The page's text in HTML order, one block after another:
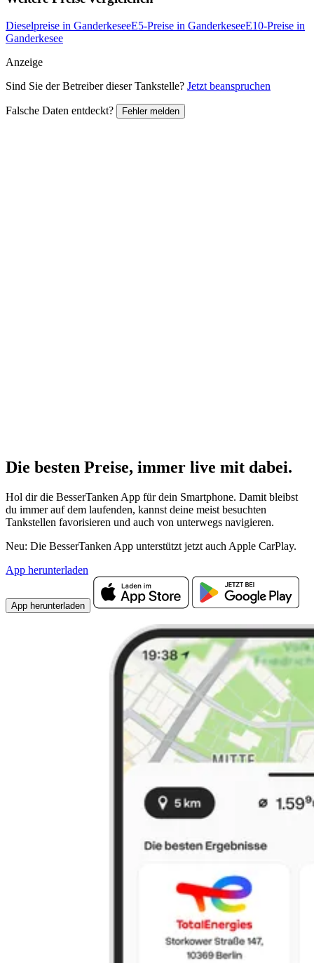
Dieselpreise in GanderkeseeE5-Preise in GanderkeseeE10-Preise in
Ganderkesee
Anzeige
Sind Sie der Betreiber dieser Tankstelle? Jetzt beanspruchen
Falsche Daten entdeckt? Fehler melden
Die besten Preise, immer live mit dabei.
Hol dir die BesserTanken App für dein Smartphone. Damit bleibst
du immer auf dem laufenden, kannst deine meist besuchten
Tankstellen favorisieren und auch von unterwegs navigieren.
Neu: Die BesserTanken App unterstützt jetzt auch Apple CarPlay.
App herunterladen
App herunterladen